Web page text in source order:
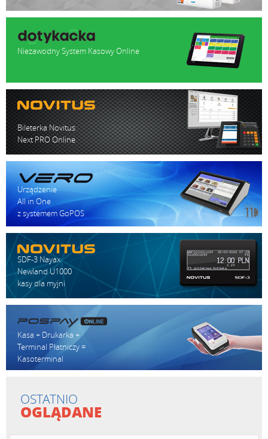
Niezawodny System Kasowy Online
Bileterka Novitus
Next PRO Online
Urządzenie
All in One
z systemem GoPOS
SDF-3 Nayax
Newland U1000
kasy dla myjni
Kasa + Drukarka +
Terminal Płatniczy =
Kasoterminal
OSTATNIO
OGLĄDANE